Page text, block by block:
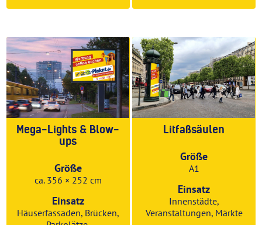
Mega-Lights & Blow-
ups
Größe
ca. 356 × 252 cm
Einsatz
Häuserfassaden, Brücken,
Litfaßsäulen
Größe
A1
Einsatz
Innenstädte,
Veranstaltungen, Märkte